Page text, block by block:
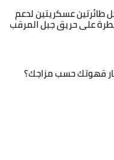
طائرتين عسكريتين لدعم
على حريق جبل المرقب
قهوتك حسب مزاجك؟